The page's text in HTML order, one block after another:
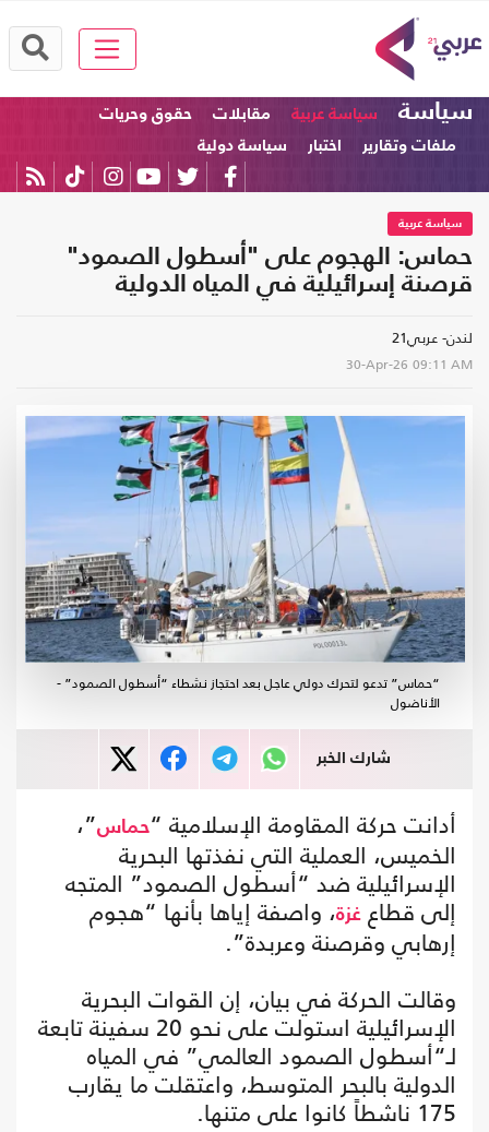
سياسة سياسة عربية مقابلات
حقوق وحريات
ملفات وتقارير
اختبار سياسة دولية
سياسة عربية
حماس: الهجوم على "أسطول الصمود"
قرصنة إسرائيلية في المياه الدولية
لندن- عربي21
30-Apr-26 09:11 AM
“حماس” تدعو لتحرك دولي عاجل بعد احتجاز نشطاء “أسطول الصمود” -
الأناضول
شارك الخبر
أدانت حركة المقاومة الإسلامية “حماس”،
الخميس، العملية التي نفذتها البحرية
الإسرائيلية ضد “أسطول الصمود” المتجه
إلى قطاع غزة، واصفة إياها بأنها “هجوم
إرهابي وقرصنة وعربدة”.
وقالت الحركة في بيان، إن القوات البحرية
الإسرائيلية استولت على نحو 20 سفينة تابعة
لـ“أسطول الصمود العالمي” في المياه
الدولية بالبحر المتوسط، واعتقلت ما يقارب
175 ناشطاً كانوا على متنها.